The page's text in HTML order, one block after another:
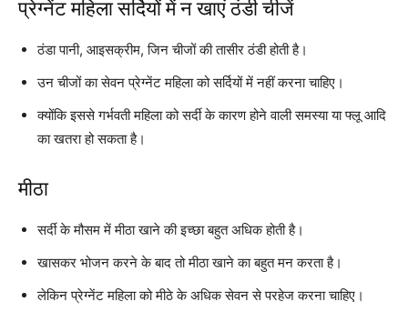
प्रेग्नेंट महिला सर्दियों में न खाएं ठंडी चीजें
ठंडा पानी, आइसक्रीम, जिन चीजों की तासीर ठंडी होती है।
उन चीजों का सेवन प्रेग्नेंट महिला को सर्दियों में नहीं करना चाहिए।
क्योंकि इससे गर्भवती महिला को सर्दी के कारण होने वाली समस्या या फ्लू आदि
का खतरा हो सकता है।
मीठा
सर्दी के मौसम में मीठा खाने की इच्छा बहुत अधिक होती है।
खासकर भोजन करने के बाद तो मीठा खाने का बहुत मन करता है।
लेकिन प्रेग्नेंट महिला को मीठे के अधिक सेवन से परहेज करना चाहिए।